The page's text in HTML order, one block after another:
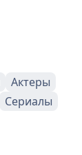
Актеры
Сериалы